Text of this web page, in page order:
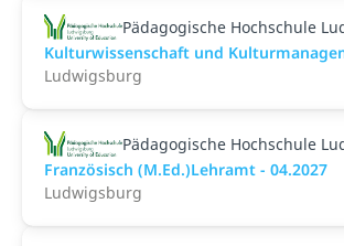
Pädagogische Hochschule
Kulturwissenschaft und
Ludwigsburg
Pädagogische Hochschule
Französisch (M.Ed.)Lehramt - 04.2027
Ludwigsburg